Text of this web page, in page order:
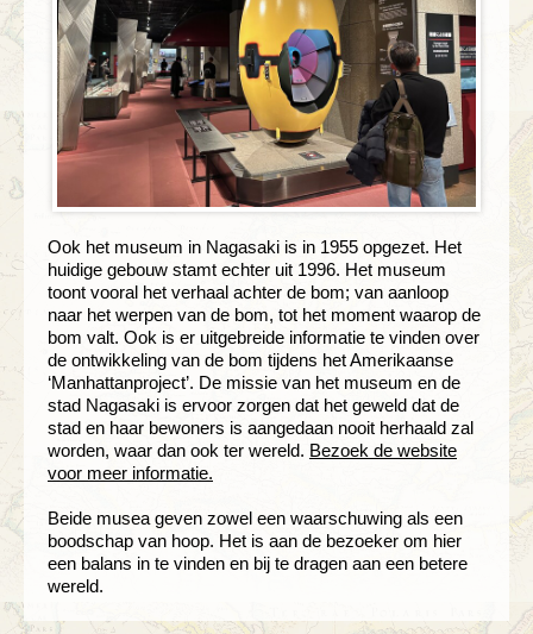
Ook het museum in Nagasaki is in 1955 opgezet. Het
huidige gebouw stamt echter uit 1996. Het museum
toont vooral het verhaal achter de bom; van aanloop
naar het werpen van de bom, tot het moment waarop de
bom valt. Ook is er uitgebreide informatie te vinden over
de ontwikkeling van de bom tijdens het Amerikaanse
‘Manhattanproject’. De missie van het museum en de
stad Nagasaki is ervoor zorgen dat het geweld dat de
stad en haar bewoners is aangedaan nooit herhaald zal
worden, waar dan ook ter wereld. Bezoek de website
voor meer informatie.
Beide musea geven zowel een waarschuwing als een
boodschap van hoop. Het is aan de bezoeker om hier
een balans in te vinden en bij te dragen aan een betere
wereld.